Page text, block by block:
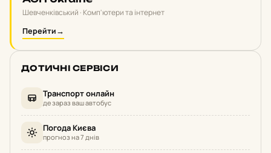
Шевченківський · Комп'ютери та інтернет
Перейти→
ДОТИЧНІ СЕРВІСИ
Транспорт онлайн
де зараз ваш автобус
Погода Києва
прогноз на 7 днів